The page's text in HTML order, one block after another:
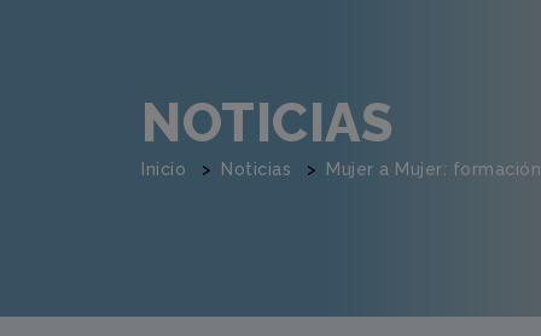
NOTICIAS
Inicio Noticias Mujer a Mujer: